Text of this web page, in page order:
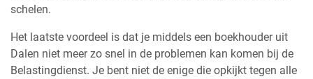
schelen.
Het laatste voordeel is dat je middels een boekhouder uit
Dalen niet meer zo snel in de problemen kan komen bij de
Belastingdienst. Je bent niet de enige die opkijkt tegen alle